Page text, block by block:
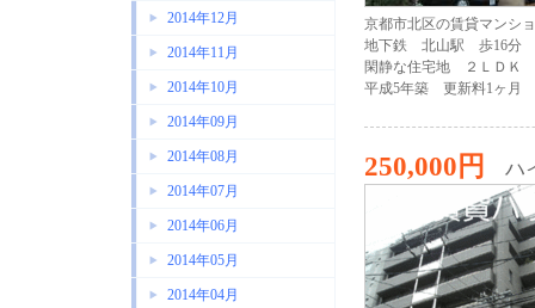
京都市北区の賃貸マンシ
地下鉄 北山駅 歩16分
閑静な住宅地 ２ＬＤＫ
平成5年築 更新料1ヶ月
250,000円 ハ
2014年12月
2014年11月
2014年10月
2014年09月
2014年08月
2014年07月
2014年06月
2014年05月
2014年04月